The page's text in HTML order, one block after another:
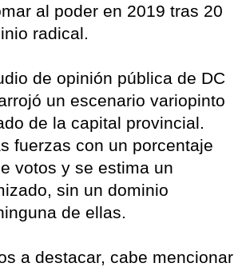
al poder en 2019 tras 20
radical.
de opinión pública de DC
un escenario variopinto
de la capital provincial.
fuerzas con un porcentaje
votos y se estima un
sin un dominio
de ellas.
a destacar, cabe mencionar